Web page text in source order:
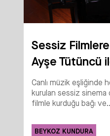
Sessiz
Ayşe Tütüncü
Canlı müzik eşliğinde
kurulan sessiz sinema
filmle kurduğu bağı
BEYKOZ KUNDURA